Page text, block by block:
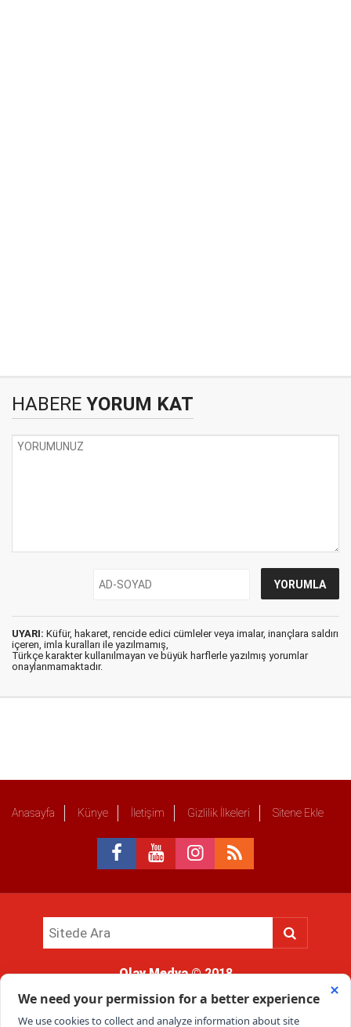
HABERE YORUM KAT
UYARI: Küfür, hakaret, rencide edici cümleler veya imalar, inançlara saldırı
içeren, imla kuralları ile yazılmamış,
Türkçe karakter kullanılmayan ve büyük harflerle yazılmış yorumlar
onaylanmamaktadır.
Anasayfa Künye İletişim Gizlilik İlkeleri Sitene Ekle
Olay Medya© 2018
kullanımı hukuki yaptırıma tabidir.